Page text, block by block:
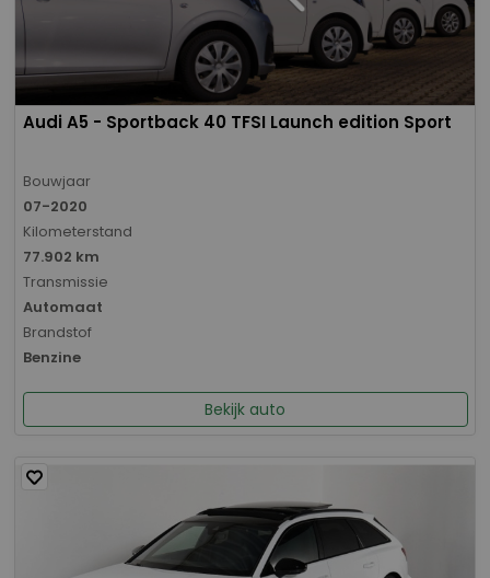
Audi A5 - Sportback 40 TFSI Launch edition Sport
Bouwjaar
07-2020
Kilometerstand
77.902 km
Transmissie
Automaat
Brandstof
Benzine
Bekijk auto